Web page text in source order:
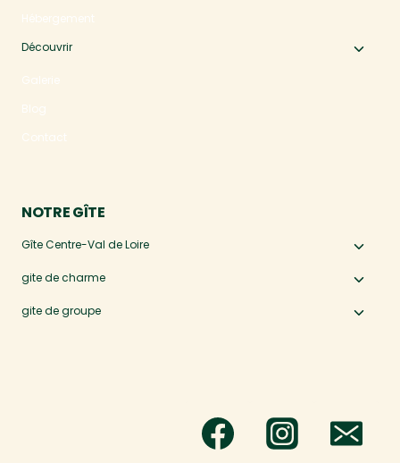
Hébergement
Découvrir
Galerie
Blog
Contact
NOTRE GÎTE
Gîte Centre-Val de Loire
le
gite de charme
le
gite de groupe